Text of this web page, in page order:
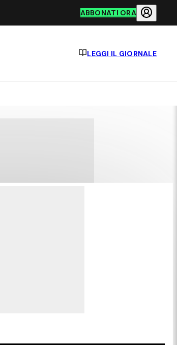
ABBONATI ORA
LEGGI IL GIORNALE